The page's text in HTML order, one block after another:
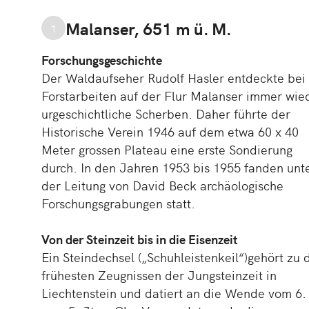
1 Malanser, 651 m ü. M.
Forschungsgeschichte
Der Waldaufseher Rudolf Hasler entdeckte bei
Forstarbeiten auf der Flur Malanser immer
urgeschichtliche Scherben. Daher führte der
Historische Verein 1946 auf dem etwa 60 x 40
Meter grossen Plateau eine erste Sondierung
durch. In den Jahren 1953 bis 1955 fanden
der Leitung von David Beck archäologische
Forschungsgrabungen statt.
Von der Steinzeit bis in die Eisenzeit
Ein Steindechsel („Schuhleistenkeil“)gehört zu
frühesten Zeugnissen der Jungsteinzeit in
Liechtenstein und datiert an die Wende vom 6.